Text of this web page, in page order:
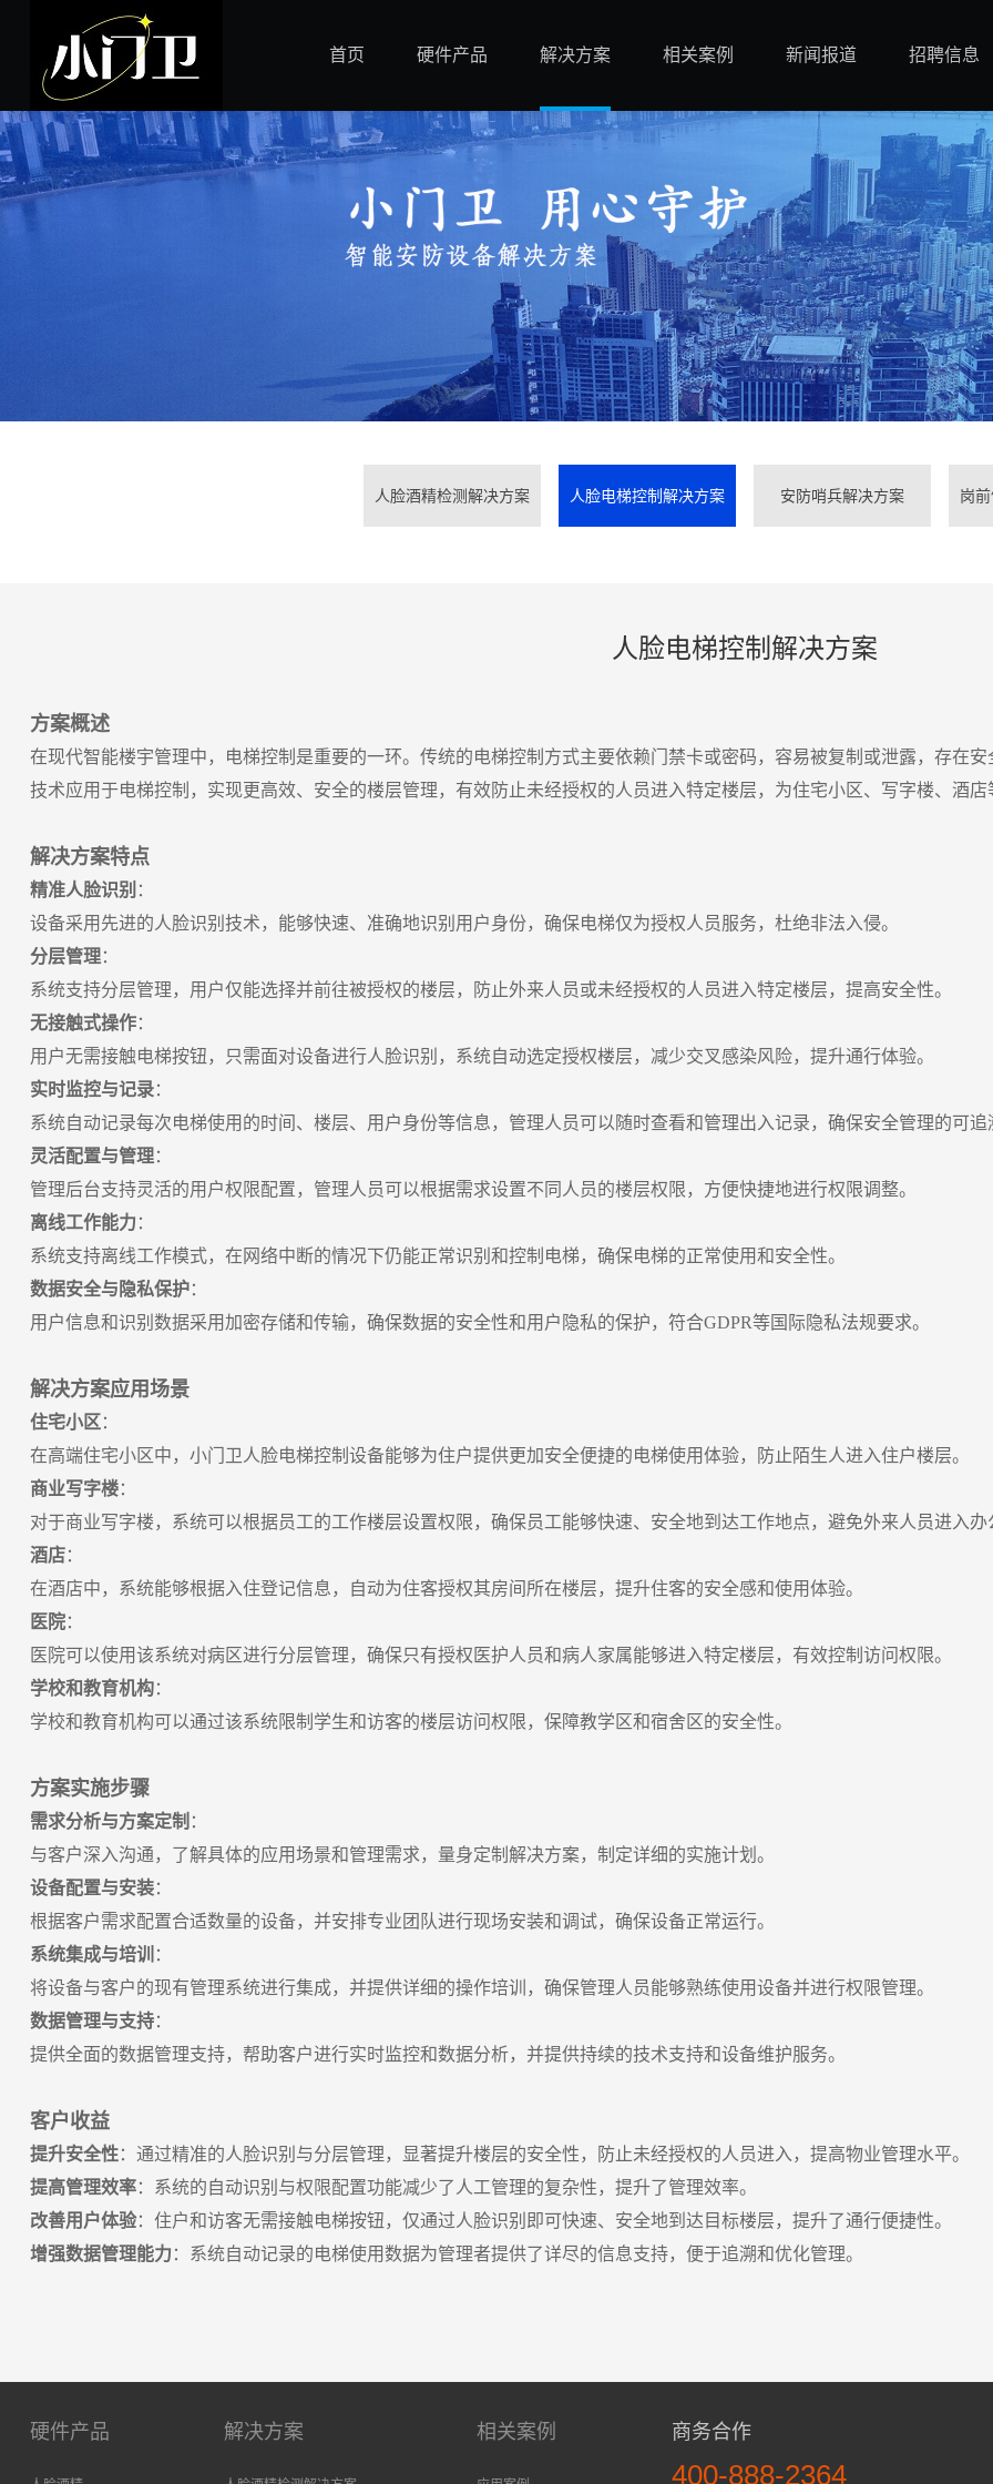
首页 硬件产品 解决方案 相关案例 新闻报道 招聘信息
人脸酒精检测解决方案 人脸电梯控制解决方案 安防哨兵解决方案 岗
人脸电梯控制解决方案
方案概述
在现代智能楼宇管理中，电梯控制是重要的一环。传统的电梯控制方式主要依赖门禁卡或密码，容易被复制或泄露，存在
技术应用于电梯控制，实现更高效、安全的楼层管理，有效防止未经授权的人员进入特定楼层，为住宅小区、写字楼、酒
解决方案特点
精准人脸识别 ：
设备采用先进的人脸识别技术，能够快速、准确地识别用户身份，确保电梯仅为授权人员服务，杜绝非法入侵。
分层管理：
系统支持分层管理，用户仅能选择并前往被授权的楼层，防止外来人员或未经授权的人员进入特定楼层，提高安全性。
无接触式操作：
用户无需接触电梯按钮，只需面对设备进行人脸识别，系统自动选定授权楼层，减少交叉感染风险，提升通行体验。
实时监控与记录：
系统自动记录每次电梯使用的时间、楼层、用户身份等信息，管理人员可以随时查看和管理出入记录，确保安全管理的可追
灵活配置与管理：
管理后台支持灵活的用户权限配置，管理人员可以根据需求设置不同人员的楼层权限，方便快捷地进行权限调整。
离线工作能力 ：
系统支持离线工作模式，在网络中断的情况下仍能正常识别和控制电梯，确保电梯的正常使用和安全性。
数据安全与隐私保护：
用户信息和识别数据采用加密存储和传输，确保数据的安全性和用户隐私的保护，符合GDPR等国际隐私法规要求。
解决方案应用场景
住宅小区 ：
在高端住宅小区中，小门卫人脸电梯控制设备能够为住户提供更加安全便捷的电梯使用体验，防止陌生人进入住户楼层。
商业写字楼：
对于商业写字楼，系统可以根据员工的工作楼层设置权限，确保员工能够快速、安全地到达工作地点，避免外来人员进入办
酒店：
在酒店中，系统能够根据入住登记信息，自动为住客授权其房间所在楼层，提升住客的安全感和使用体验。
医院：
医院可以使用该系统对病区进行分层管理，确保只有授权医护人员和病人家属能够进入特定楼层，有效控制访问权限。
学校和教育机构：
学校和教育机构可以通过该系统限制学生和访客的楼层访问权限，保障教学区和宿舍区的安全性。
方案实施步骤
需求分析与方案定制 ：
与客户深入沟通，了解具体的应用场景和管理需求，量身定制解决方案，制定详细的实施计划。
设备配置与安装：
根据客户需求配置合适数量的设备，并安排专业团队进行现场安装和调试，确保设备正常运行。
系统集成与培训 ：
将设备与客户的现有管理系统进行集成，并提供详细的操作培训，确保管理人员能够熟练使用设备并进行权限管理。
数据管理与支持：
提供全面的数据管理支持，帮助客户进行实时监控和数据分析，并提供持续的技术支持和设备维护服务。
客户收益
提升安全性：通过精准的人脸识别与分层管理，显著提升楼层的安全性，防止未经授权的人员进入，提高物业管理水平。
提高管理效率：系统的自动识别与权限配置功能减少了人工管理的复杂性，提升了管理效率。
改善用户体验：住户和访客无需接触电梯按钮，仅通过人脸识别即可快速、安全地到达目标楼层，提升了通行便捷性。
增强数据管理能力 ：系统自动记录的电梯使用数据为管理者提供了详尽的信息支持，便于追溯和优化管理。
硬件产品 解决方案 相关案例 商务合作
400-888-2364